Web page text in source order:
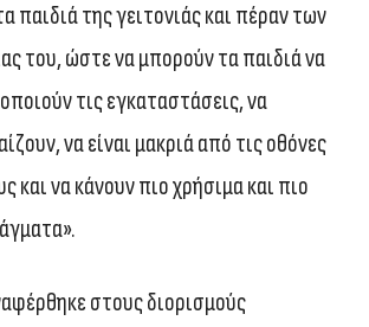
παιδιά της γειτονιάς και πέραν των
του, ώστε να μπορούν τα παιδιά να
τις εγκαταστάσεις, να
να είναι μακριά από τις οθόνες
και να κάνουν πιο χρήσιμα και πιο
στους διορισμούς